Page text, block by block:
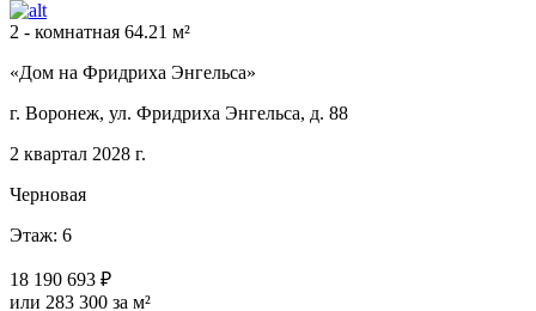
2 - комнатная 64.21 м²
«Дом на Фридриха Энгельса»
г. Воронеж, ул. Фридриха Энгельса, д. 88
2 квартал 2028 г.
Черновая
Этаж: 6
18 190 693 ₽
или 283 300 за м²